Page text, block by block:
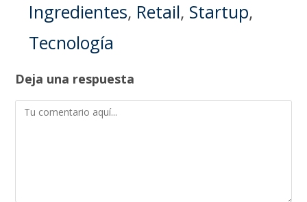
Ingredientes, Retail, Startup,
Tecnología
Deja una respuesta